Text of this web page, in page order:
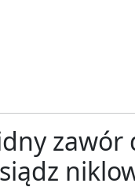
zawór